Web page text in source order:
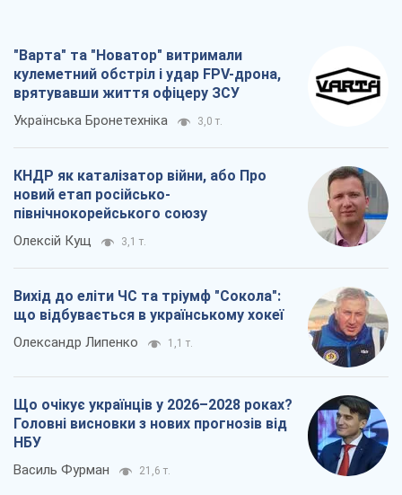
"Варта" та "Новатор" витримали
кулеметний обстріл і удар FPV-дрона,
врятувавши життя офіцеру ЗСУ
Українська Бронетехніка 3,0 т.
КНДР як каталізатор війни, або Про
новий етап російсько-
північнокорейського союзу
Олексій Кущ 3,1 т.
Вихід до еліти ЧС та тріумф "Сокола":
що відбувається в українському хокеї
Олександр Липенко 1,1 т.
Що очікує українців у 2026–2028 роках?
Головні висновки з нових прогнозів від
НБУ
Василь Фурман 21,6 т.